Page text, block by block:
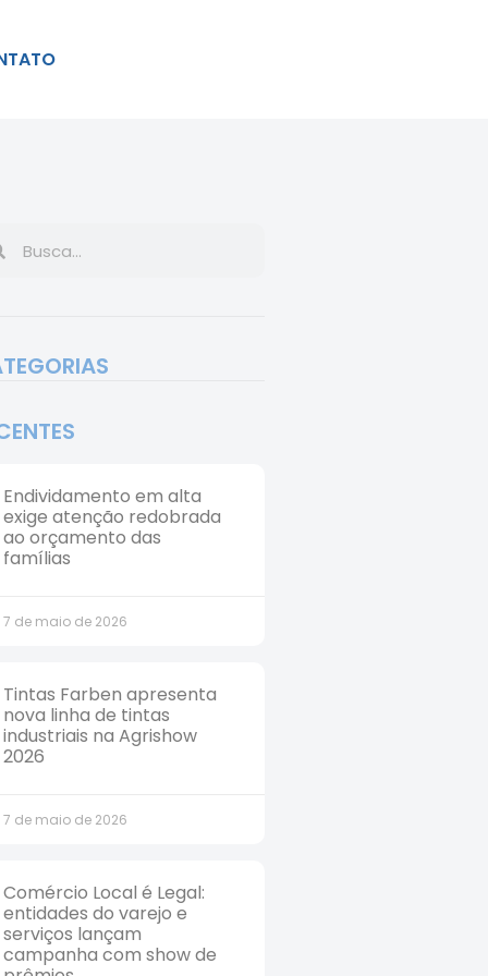
Endividamento em alta
exige atenção redobrada
ao orçamento das
famílias
7 de maio de 2026
Tintas Farben apresenta
nova linha de tintas
industriais na Agrishow
2026
7 de maio de 2026
Comércio Local é Legal:
entidades do varejo e
serviços lançam
campanha com show de